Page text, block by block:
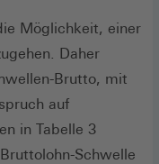
Möglichkeit, einer
Daher
Brutto, mit
auf
in Tabelle 3
Schwelle